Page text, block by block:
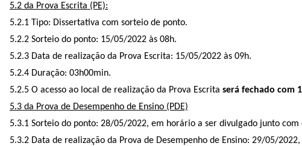
5.2 da Prova Escrita (PE):
5.2.1 Tipo: Dissertativa com sorteio de ponto.
5.2.2 Sorteio do ponto: 15/05/2022 às 08h.
5.2.3 Data de realização da Prova Escrita: 15/05/2022 às 09h.
5.2.4 Duração: 03h00min.
5.2.5 O acesso ao local de realização da Prova Escrita será fechado com
5.3 da Prova de Desempenho de Ensino (PDE)
5.3.1 Sorteio do ponto: 28/05/2022, em horário a ser divulgado junto com
5.3.2 Data de realização da Prova de Desempenho de Ensino: 29/05/